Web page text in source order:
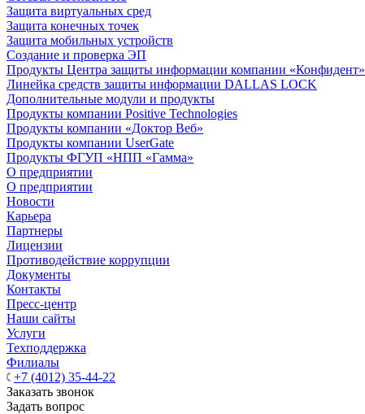
Защита виртуальных сред
Защита конечных точек
Защита мобильных устройств
Создание и проверка ЭП
Продукты Центра защиты информации компании «Конфидент»
Линейка средств защиты информации DALLAS LOCK
Дополнительные модули и продукты
Продукты компании Positive Technologies
Продукты компании «Доктор Веб»
Продукты компании UserGate
Продукты ФГУП «НПП «Гамма»
О предприятии
О предприятии
Новости
Карьера
Партнеры
Лицензии
Противодействие коррупции
Документы
Контакты
Пресс-центр
Наши сайты
Услуги
Техподдержка
Филиалы
+7 (4012) 35-44-22
Заказать звонок
Задать вопрос